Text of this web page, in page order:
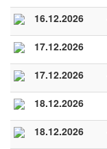
16.12.2026
17.12.2026
17.12.2026
18.12.2026
18.12.2026